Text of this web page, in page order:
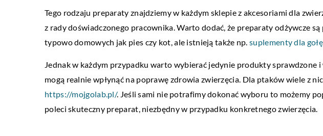
Tego rodzaju preparaty znajdziemy w każdym sklepie z akcesoriami dla
z rady doświadczonego pracownika. Warto dodać, że preparaty odżywcze
typowo domowych jak pies czy kot, ale istnieją także np.suplementy dla
Jednak w każdym przypadku warto wybierać jedynie produkty sprawdzone
mogą realnie wpłynąć na poprawę zdrowia zwierzęcia. Dla ptaków wiele z
https://mojgolab.pl/. Jeśli sami nie potrafimy dokonać wyboru to możemy
poleci skuteczny preparat, niezbędny w przypadku konkretnego zwierzęcia.
Ogrzewanie ma ogromny wpływ na wydatki
związane z eksploatacją domu. Koszty
ogrzewania zależą nie tylko od sposobu, jakim